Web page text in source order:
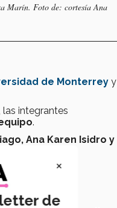
Marín. Foto de: cortesía Ana
de Monterrey y
, las integrantes
.
Ana Karen Isidro y
×
de